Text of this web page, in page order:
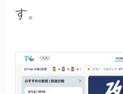
す。